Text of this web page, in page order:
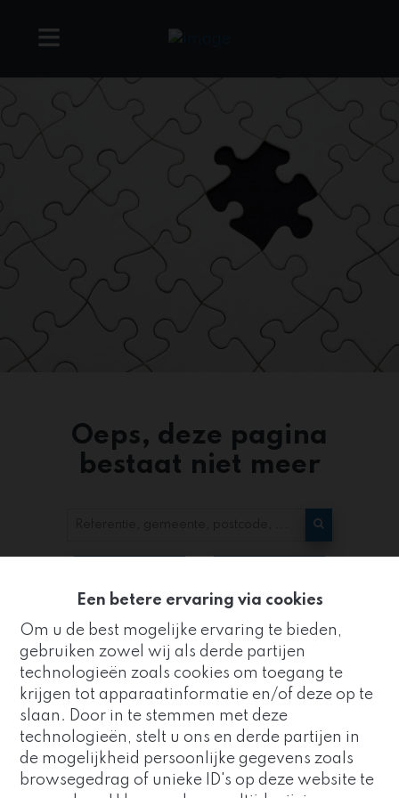
Een betere ervaring via cookies
Om u de best mogelijke ervaring te bieden,
gebruiken zowel wij als derde partijen
technologieën zoals cookies om toegang te
krijgen tot apparaatinformatie en/of deze op te
slaan. Door in te stemmen met deze
technologieën, stelt u ons en derde partijen in
de mogelijkheid persoonlijke gegevens zoals
browsegedrag of unieke ID's op deze website te
Oeps, deze pagina
bestaat niet meer
Kantoor
ZUIDRAND
Strijderstraat 8
Goed nieuws!